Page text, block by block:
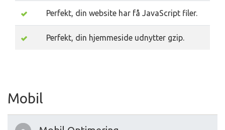
Perfekt, din website har få JavaScript filer.
Perfekt, din hjemmeside udnytter gzip.
Mobil